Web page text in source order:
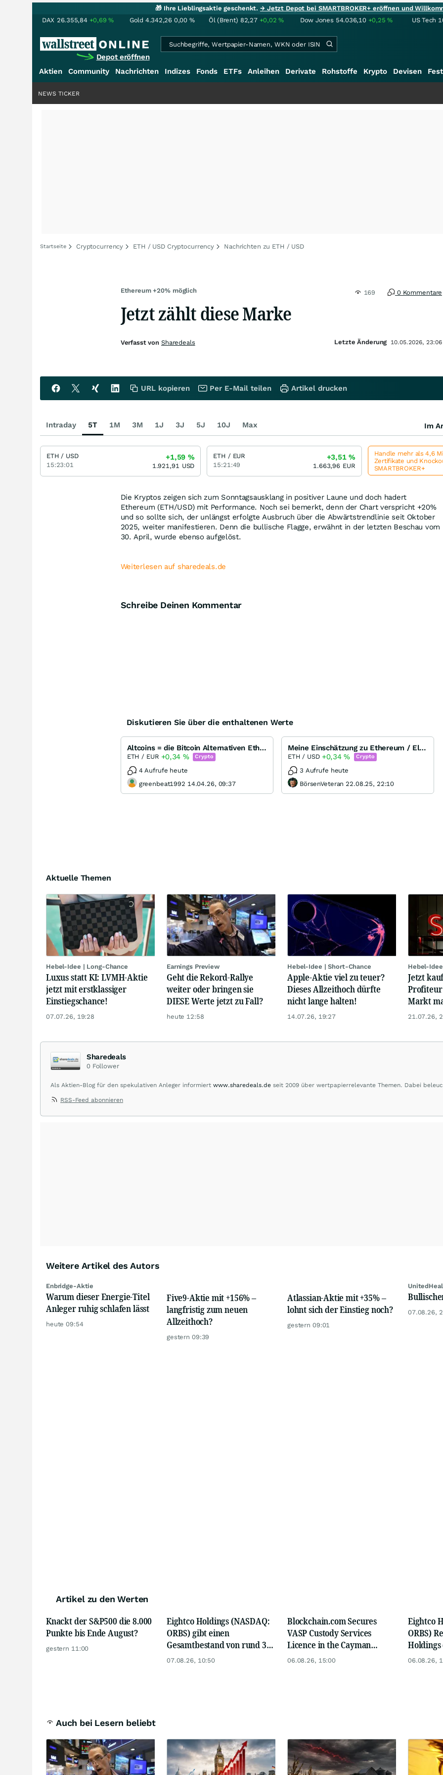
🎁 Ihre Lieblingsaktie geschenkt.→ Jetzt Depot bei SMARTBROKER+ eröffnen und
DAX 26.355,84 +0,69% Gold 4.342,26 0,00 % Öl (Brent) 82,27 +0,02% Dow Jones 54.036,10 +0,25% US Tech
Depot eröffnen
Aktien Community Nachrichten Indizes Fonds ETFs Anleihen Derivate Rohstoffe Krypto Devisen
NEWS TICKER
Startseite Cryptocurrency ETH / USD Cryptocurrency Nachrichten zu ETH / USD
Ethereum +20% möglich 169 0 Kommentare
Jetzt zählt diese Marke
Die Kryptos zeigen sich zum Sonntagsausklang in positiver Laune und doch hadert
Ethereum (ETH/USD) mit Performance. Noch sei bemerkt, denn der Chart verspricht +20%
und so sollte sich, der unlängst erfolgte Ausbruch über die Abwärtstrendlinie seit Oktober
2025, weiter manifestieren. Denn die bullische Flagge, erwähnt in der letzten Beschau vom
30. April, wurde ebenso aufgelöst.
Weiterlesen auf sharedeals.de
Schreibe Deinen Kommentar
Diskutieren Sie über die enthaltenen Werte
Altcoins = die Bitcoin Alternativen Ethereum, Ripple, DASH, Litecoin, Monero oder Bitshares
ETH / EUR +0,34 % Crypto
4 Aufrufe heute
greenbeat1992 14.04.26, 09:37
Meine Einschätzung zu Ethereum / Elliot Wellen Analyse
ETH / USD +0,34% Crypto
3 Aufrufe heute
BörsenVeteran 22.08.25, 22:10
Aktuelle Themen
Hebel-Idee | Long-Chance
Luxus statt KI: LVMH-Aktie
jetzt mit erstklassiger
Einstiegschance!
07.07.26, 19:28
Earnings Preview
Geht die Rekord-Rallye
weiter oder bringen sie
DIESE Werte jetzt zu Fall?
heute 12:58
Hebel-Idee | Short-Chance
Apple-Aktie viel zu teuer?
Dieses Allzeithoch dürfte
nicht lange halten!
14.07.26, 19:27
Hebel-
Jetzt
Markt
21.07.26,
Sharedeals
0 Follower
Als Aktien-Blog für den spekulativen Anleger informiert www.sharedeals.de seit 2009 über wertpapierrelevante Themen. Dabei
RSS-Feed abonnieren
Weitere Artikel des Autors
Enbridge-Aktie
Warum dieser Energie-Titel
Anleger ruhig schlafen lässt
heute 09:54
Five9-Aktie mit +156% –
langfristig zum neuen
Allzeithoch?
gestern 09:39
Atlassian-Aktie mit +35% –
lohnt sich der Einstieg noch?
gestern 09:01
07.08.26,
Verfasst von Sharedeals Letzte Änderung 10.05.2026, 23:06
URL kopieren Per E-Mail teilen Artikel drucken
Intraday 5T 1M 3M 1J 3J 5J 10J Max Im
ETH / USD
15:23:01
+1,59 %
1.921,91 USD
ETH / EUR
15:21:49
+3,51 %
1.663,96 EUR
Handle mehr als 4,6
Zertifikate und
SMARTBROKER+
Artikel zu den Werten
Knackt der S&P500 die 8.000
Punkte bis Ende August?
gestern 11:00
Eightco Holdings (NASDAQ:
ORBS) gibt einen
Gesamtbestand von rund 378
Millionen US-Dollar bekannt,
07.08.26, 10:50
Blockchain.com Secures
VASP Custody Services
Licence in the Cayman
Islands
06.08.26, 15:00
Eightco
ORBS)
Holdings
$378
06.08.26,
Auch bei Lesern beliebt